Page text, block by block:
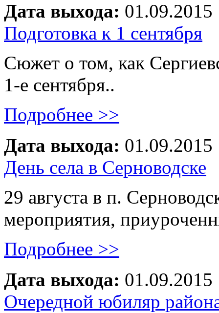
Дата выхода: 01.09.2015
Подготовка к 1 сентября
Сюжет о том, как
1-е сентября..
Подробнее >>
Дата выхода: 01.09.2015
День села в Серноводске
29 августа в п.
мероприятия,
Подробнее >>
Дата выхода: 01.09.2015
Очередной юбиляр